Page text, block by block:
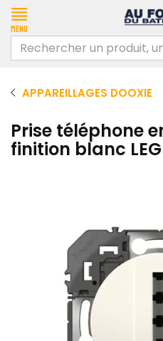
Menu
APPAREILLAGES DOOXIE
Prise téléphone
finition blanc